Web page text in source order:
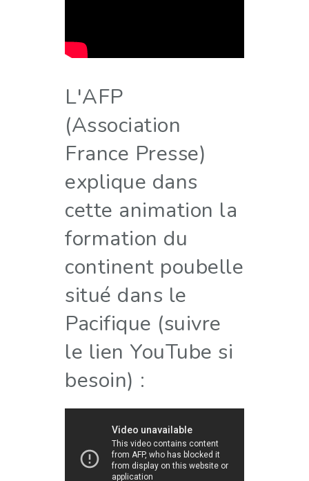
L'AFP
(Association
France Presse)
explique dans
cette animation la
formation du
continent poubelle
situé dans le
Pacifique (suivre
le lien YouTube si
besoin) :